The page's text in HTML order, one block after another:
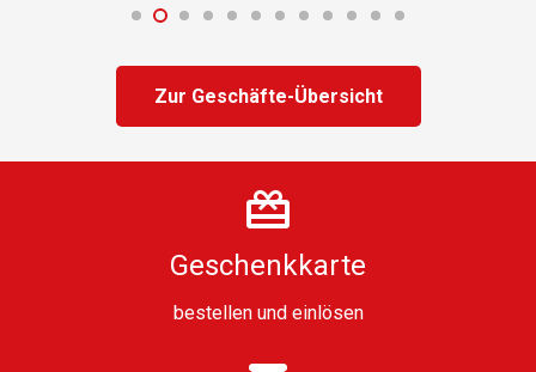
Zur Geschäfte-Übersicht
Geschenkkarte
bestellenund einlösen